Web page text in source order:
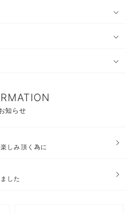
知らせ
しみ頂く為に
した